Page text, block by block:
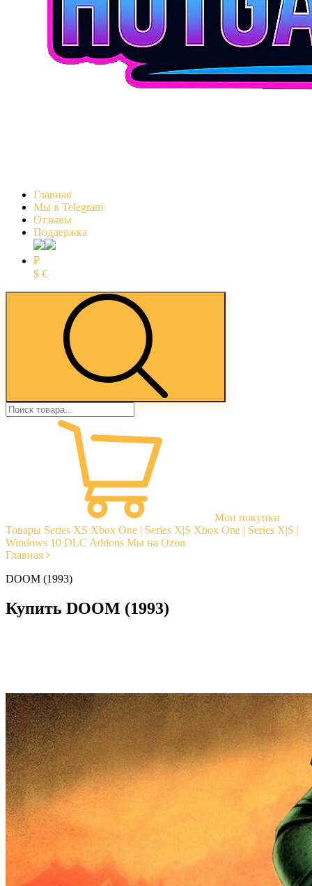
Главная
Мы в Telegram
Отзывы
Поддержка
₽
$ €
Мои покупки
Товары Series XS Xbox One | Series X|S Xbox One | Series X|S |
Windows 10 DLC Addons Мы на Ozon
Главная
DOOM (1993)
Купить DOOM (1993)